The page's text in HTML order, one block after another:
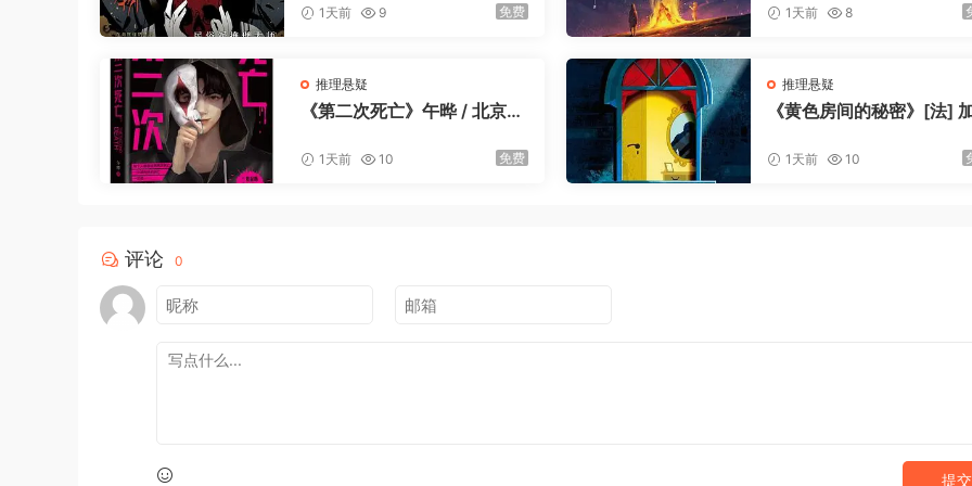
2023-4
1天前 9 免费 1天前 8
推理悬疑
《第二次死亡》午晔 / 北京联
1天前 10 免费
推理悬疑
《黄色房间的秘密》[法]
版社 / 2023-4
1天前 10
评论 0
提交